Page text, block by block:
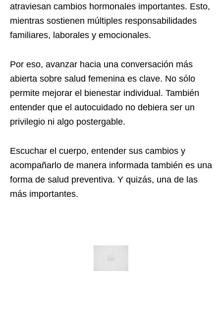
atraviesan cambios hormonales importantes. Esto,
mientras sostienen múltiples responsabilidades
familiares, laborales y emocionales.
Por eso, avanzar hacia una conversación más
abierta sobre salud femenina es clave. No sólo
permite mejorar el bienestar individual. También
entender que el autocuidado no debiera ser un
privilegio ni algo postergable.
Escuchar el cuerpo, entender sus cambios y
acompañarlo de manera informada también es una
forma de salud preventiva. Y quizás, una de las
más importantes.